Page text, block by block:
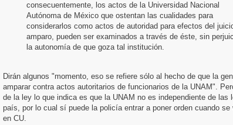
consecuentemente, los actos de la Universidad Nacional
Autónoma de México que ostentan las cualidades para
considerarlos como actos de autoridad para efectos del
amparo, pueden ser examinados a través de éste, sin
la autonomía de que goza tal institución.
Dirán algunos "momento, eso se refiere sólo al hecho de que la
amparar contra actos autoritarios de funcionarios de la UNAM".
de la ley lo que indica es que la UNAM no es independiente de las
país, por lo cual sí puede la policía entrar a poner orden cuando se
en CU.